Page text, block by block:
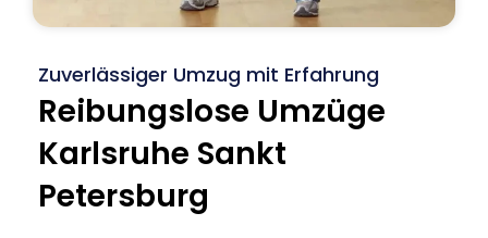
Zuverlässiger Umzug mit Erfahrung
Reibungslose Umzüge
Karlsruhe Sankt
Petersburg